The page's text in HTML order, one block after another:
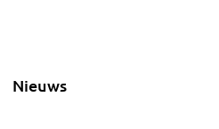
Nieuws